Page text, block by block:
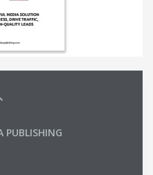
PUBLISHING